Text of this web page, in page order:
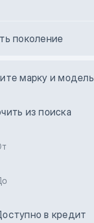
поколение
марку и модель
из поиска
в кредит